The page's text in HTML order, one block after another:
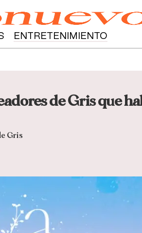
ENTRETENIMIENTO
de Gris que
Gris